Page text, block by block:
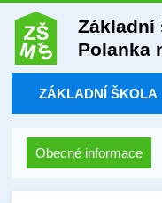
Základní
Polanka
ZÁKLADNÍ ŠKOLA
Obecné informace